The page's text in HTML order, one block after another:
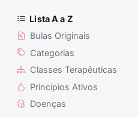
Lista A a Z
Bulas Originais
Categorias
Classes Terapêuticas
Princípios Ativos
Doenças